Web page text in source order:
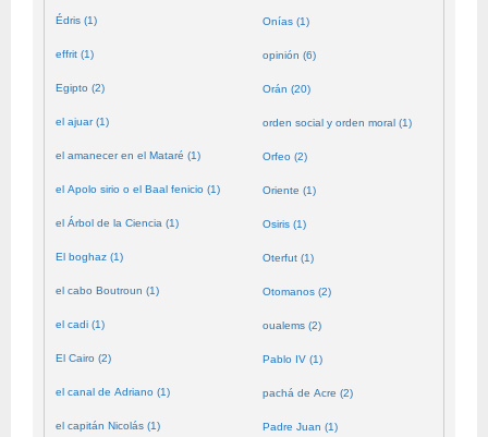
Édris (1)
effrit (1)
Egipto (2)
el ajuar (1)
el amanecer en el Mataré (1)
el Apolo sirio o el Baal fenicio (1)
el Árbol de la Ciencia (1)
El boghaz (1)
el cabo Boutroun (1)
el cadi (1)
El Cairo (2)
el canal de Adriano (1)
el capitán Nicolás (1)
Onías (1)
opinión (6)
Orán (20)
orden social y orden moral (1)
Orfeo (2)
Oriente (1)
Osiris (1)
Oterfut (1)
Otomanos (2)
oualems (2)
Pablo IV (1)
pachá de Acre (2)
Padre Juan (1)